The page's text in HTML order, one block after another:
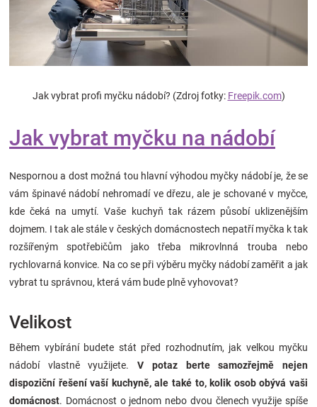
Těhotenské
Blog
Hračkářství
Přihlášení
Jak vybrat profi myčku nádobí? (Zdroj fotky: Freepik.com)
Jak vybrat myčku na nádobí
Nespornou a dost možná tou hlavní výhodou myčky nádobí je, že se
vám špinavé nádobí nehromadí ve dřezu, ale je schované v myčce,
kde čeká na umytí. Vaše kuchyň tak rázem působí uklizenějším
dojmem. I tak ale stále v českých domácnostech nepatří myčka k tak
rozšířeným spotřebičům jako třeba mikrovlnná trouba nebo
rychlovarná konvice. Na co se při výběru myčky nádobí zaměřit a jak
vybrat tu správnou, která vám bude plně vyhovovat?
Velikost
Během vybírání budete stát před rozhodnutím, jak velkou myčku
nádobí vlastně využijete.V potaz berte samozřejmě nejen
dispoziční řešení vaší kuchyně, ale také to, kolik osob obývá vaši
domácnost. Domácnost o jednom nebo dvou členech využije spíše